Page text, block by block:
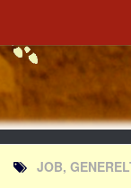
Portal
Udvandrerne.dk
Utvandrerne.no
Utvandrarna.se
Tyskland.dk
JOB,